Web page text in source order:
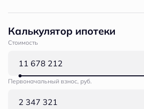
Калькулятор ипотеки
Стоимость
Первоначальный взнос, руб.